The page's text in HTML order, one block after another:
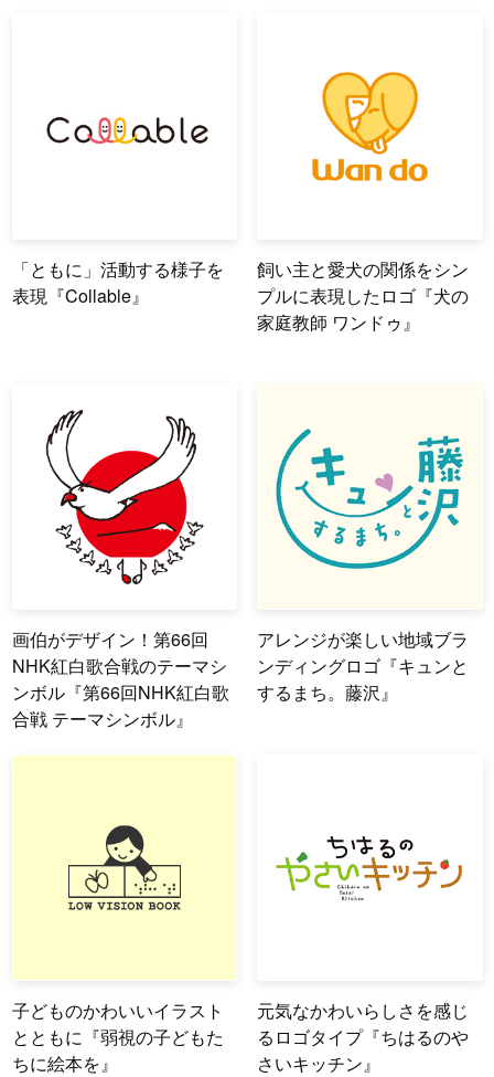
「ともに」活動する様子を
表現『Collable』
飼い主と愛犬の関係をシン
プルに表現したロゴ『犬の
家庭教師 ワンドゥ』
画伯がデザイン！第66回
NHK紅白歌合戦のテーマシ
ンボル『第66回NHK紅白歌
合戦 テーマシンボル』
アレンジが楽しい地域ブラ
ンディングロゴ『キュンと
するまち。藤沢』
子どものかわいいイラスト
とともに『弱視の子どもた
ちに絵本を』
元気なかわいらしさを感じ
るロゴタイプ『ちはるのや
さいキッチン』